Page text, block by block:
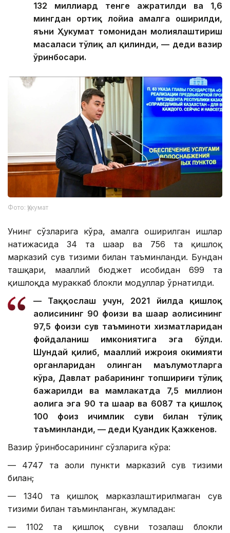
132 миллиард тенге ажратилди ва 1,6
мингдан ортиқ лойиҳа амалга оширилди,
яъни Ҳукумат томонидан молиялаштириш
масаласи тўлиқ ҳал қилинди, — деди вазир
ўринбосари.
Фото: Ҳукумат
Унинг сўзларига кўра, амалга оширилган ишлар
натижасида 34 та шаҳар ва 756 та қишлоқ
марказий сув тизими билан таъминланди. Бундан
ташқари, маҳаллий бюджет ҳисобидан 699 та
қишлоқда мураккаб блокли модуллар ўрнатилди.
— Таққослаш учун, 2021 йилда қишлоқ
аҳолисининг 90 фоизи ва шаҳар аҳолисининг
97,5 фоизи сув таъминоти хизматларидан
фойдаланиш имкониятига эга бўлди.
Шундай қилиб, маҳаллий ижроия ҳокимияти
органларидан олинган маълумотларга
кўра, Давлат раҳбарининг топшириғи тўлиқ
бажарилди ва мамлакатда 7,5 миллион
аҳолига эга 90 та шаҳар ва 6087 та қишлоқ
100 фоиз ичимлик суви билан тўлиқ
таъминланди, — деди Қуандик Қажкенов.
Вазир ўринбосарининг сўзларига кўра:
— 4747 та аҳоли пункти марказий сув тизими
билан;
— 1340 та қишлоқ марказлаштирилмаган сув
тизими билан таъминланган, жумладан:
— 1102 та қишлоқ сувни тозалаш блокли